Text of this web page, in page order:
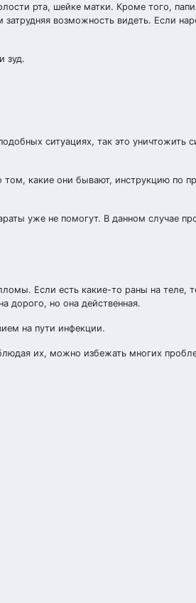
рта, шейке матки. Кроме того,
возможность видеть. Если
зуд.
ситуациях, так это уничтожить
том, какие они бывают, инструкцию по
уже не помогут. В данном случае
Если есть какие-то раны на теле,
дорого, но она действенная.
на пути инфекции.
их, можно избежать многих